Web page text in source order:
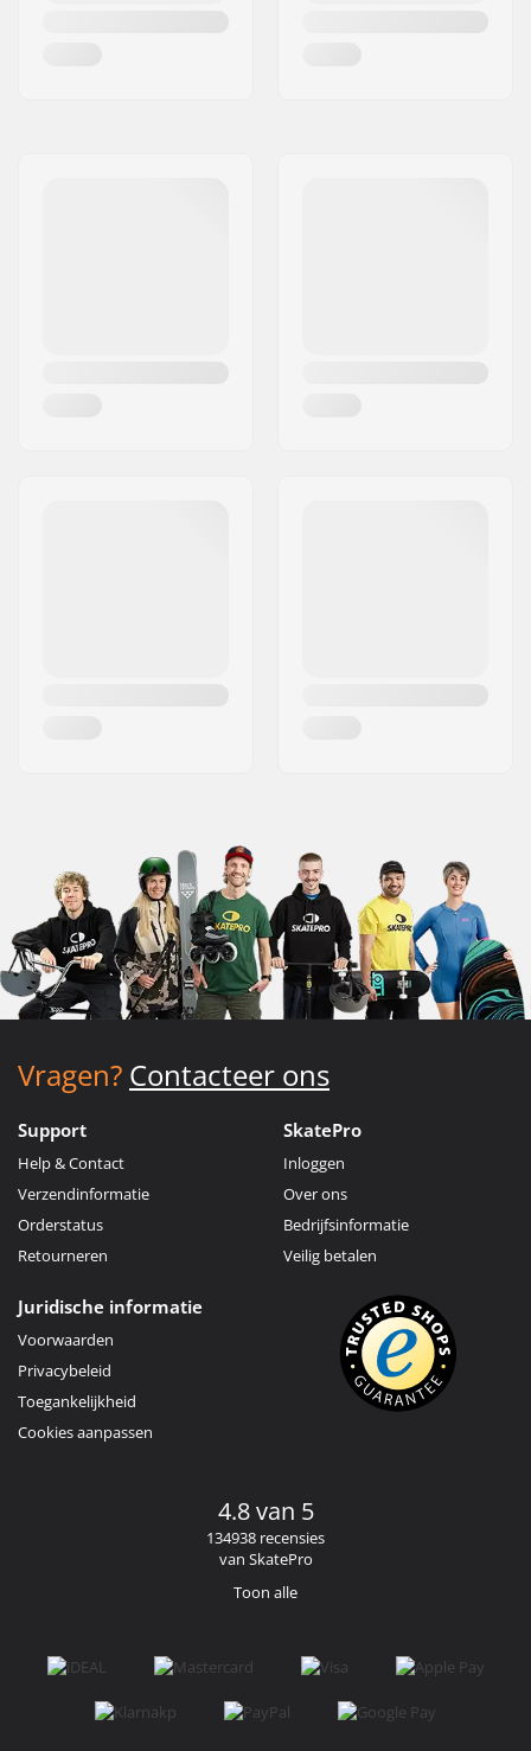
Vragen? Contacteer ons
Support
Help & Contact
Verzendinformatie
Orderstatus
Retourneren
SkatePro
Inloggen
Over ons
Bedrijfsinformatie
Veilig betalen
Juridische informatie
Voorwaarden
Privacybeleid
Toegankelijkheid
Cookies aanpassen
4.8 van 5
134938 recensies
van SkatePro
Toon alle